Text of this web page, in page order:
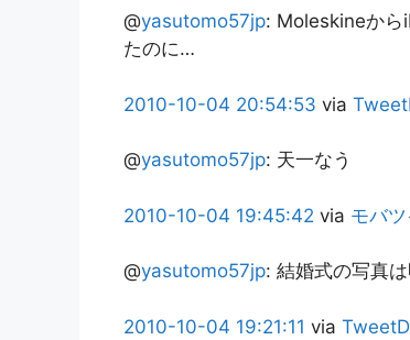
@yasutomo57jp: Moleskineから
たのに…
2010-10-04 20:54:53 via
@yasutomo57jp: 天一なう
2010-10-04 19:45:42 via モバツ
@yasutomo57jp: 結婚式の写真
2010-10-04 19:21:11 via